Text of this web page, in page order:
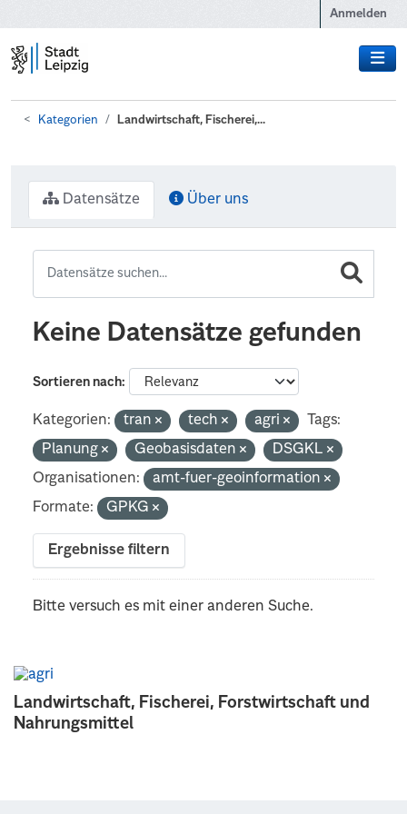
Anmelden
Kategorien Landwirtschaft, Fischerei,...
Landwirtschaft, Fischerei, Forstwirtschaft und
Nahrungsmittel
Datensätze Über uns
Keine Datensätze gefunden
Sortieren nach
Kategorien: tran tech agri
Tags:
Planung
Geobasisdaten
DSGKL
Organisationen:
amt-fuer-geoinformation
Formate:
GPKG
Ergebnisse filtern
Bitte versuch es mit einer anderen Suche.